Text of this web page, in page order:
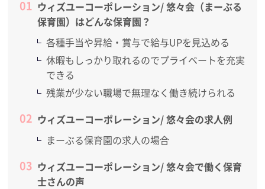
ウィズユーコーポレーション/ 悠々会（まーぶる
保育園）はどんな保育園？
各種手当や昇給・賞与で給与UPを見込める
休暇もしっかり取れるのでプライベートを充実
できる
残業が少ない職場で無理なく働き続けられる
ウィズユーコーポレーション/ 悠々会の求人例
まーぶる保育園の求人の場合
ウィズユーコーポレーション/ 悠々会で働く保育
士さんの声